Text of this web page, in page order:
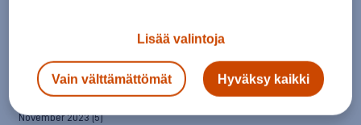
February 2024
January 2024 (7)
November 2023(5)
Lisää valintoja
Vain välttämättömät Hyväksy kaikki